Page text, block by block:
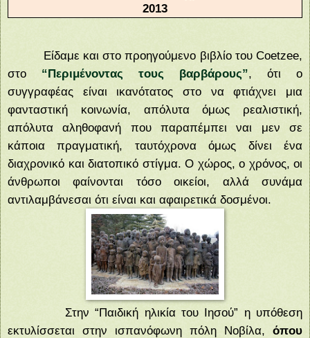
2013
Είδαμε και στο προηγούμενο βιβλίο του Coetzee,
στο “Περιμένοντας τους βαρβάρους”, ότι ο
συγγραφέας είναι ικανότατος στο να φτιάχνει μια
φανταστική κοινωνία, απόλυτα όμως ρεαλιστική,
απόλυτα αληθοφανή που παραπέμπει ναι μεν σε
κάποια πραγματική, ταυτόχρονα όμως δίνει ένα
διαχρονικό και διατοπικό στίγμα. Ο χώρος, ο χρόνος, οι
άνθρωποι φαίνονται τόσο οικείοι, αλλά συνάμα
αντιλαμβάνεσαι ότι είναι και αφαιρετικά δοσμένοι.
Στην “Παιδική ηλικία του Ιησού” η υπόθεση
εκτυλίσσεται στην ισπανόφωνη πόλη Νοβίλα, όπου